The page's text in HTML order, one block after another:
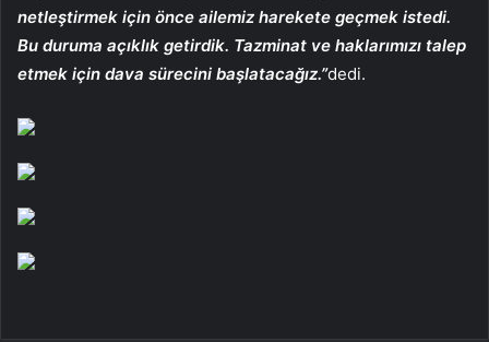
netleştirmek için önce ailemiz harekete geçmek istedi.
Bu duruma açıklık getirdik. Tazminat ve haklarımızı talep
etmek için dava sürecini başlatacağız.”dedi.